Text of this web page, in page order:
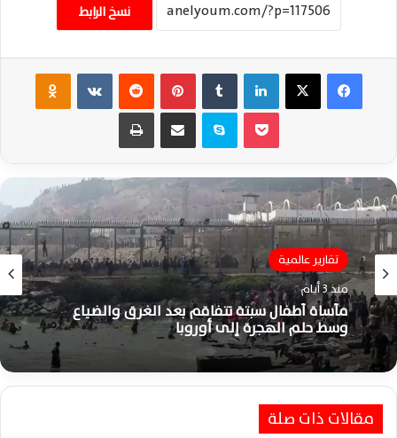
نسخ الرابط
فيسبوك ‫X لينكدإن بينتيريست ‏VKontakte
سكايب مشاركة عبر البريد طباعة
تقارير عالمية
منذ 3 أيام
مأساة أطفال سبتة تتفاقم بعد الغرق والضياع
وسط حلم الهجرة إلى أوروبا
مقالات ذات صلة